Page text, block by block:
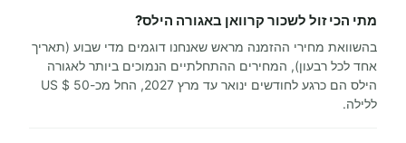
מתי הכי זול לשכור קרוואן באגורה הילס?
בהשוואת מחירי ההזמנה מראש שאנחנו דוגמים מדי שבוע (תאריך
אחד לכל רבעון), המחירים ההתחלתיים הנמוכים ביותר לאגורה
הילס הם כרגע לחודשים ינואר עד מרץ 2027, החל מכ-50 $ US
ללילה.